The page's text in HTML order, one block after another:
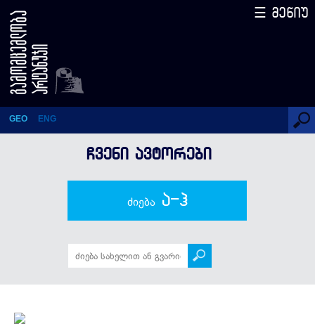
ნინო ნიკოლაშვილი
GEO ENG
☰ მენიუ
ᲩᲕᲔᲜᲘ ᲐᲕᲢᲝᲠᲔᲑᲘ
ძიება ა-ჰ